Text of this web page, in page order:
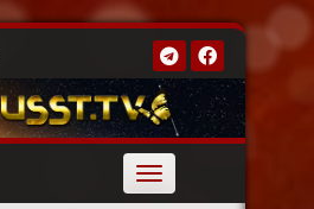
Toggle
navigation